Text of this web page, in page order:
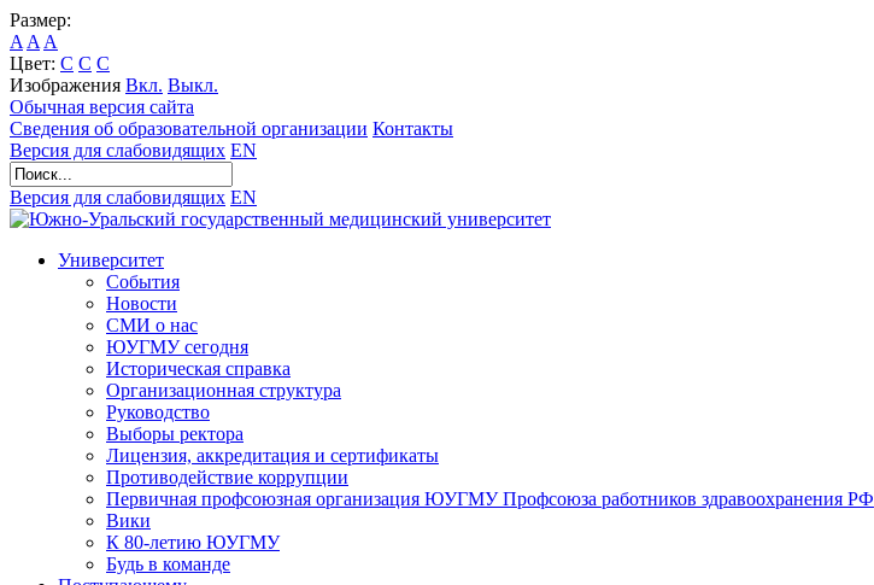
Размер:
A A A
Цвет: C C C
Изображения Вкл. Выкл.
Обычная версия сайта
Сведения об образовательной организации Контакты
Версия для слабовидящих EN
Версия для слабовидящих EN
Университет
События
Новости
СМИ о нас
ЮУГМУ сегодня
Историческая справка
Организационная структура
Руководство
Выборы ректора
Лицензия, аккредитация и сертификаты
Противодействие коррупции
Первичная профсоюзная организация ЮУГМУ Профсоюза работников здравоохранения РФ
Вики
К 80-летию ЮУГМУ
Будь в команде